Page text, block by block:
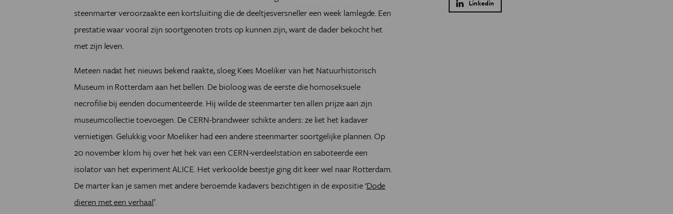
steenmarter veroorzaakte een kortsluiting die de deeltjesversneller een week lamlegde. Een
prestatie waar vooral zijn soortgenoten trots op kunnen zijn, want de dader bekocht het
met zijn leven.
Meteen nadat het nieuws bekend raakte, sloeg Kees Moeliker van het Natuurhistorisch
Museum in Rotterdam aan het bellen. De bioloog was de eerste die homoseksuele
necrofilie bij eenden documenteerde. Hij wilde de steenmarter ten allen prijze aan zijn
museumcollectie toevoegen. De CERN-brandweer schikte anders: ze liet het kadaver
vernietigen. Gelukkig voor Moeliker had een andere steenmarter soortgelijke plannen. Op
20 november klom hij over het hek van een CERN-verdeelstation en saboteerde een
isolator van het experiment ALICE. Het verkoolde beestje ging dit keer wel naar Rotterdam.
De marter kan je samen met andere beroemde kadavers bezichtigen in de expositie ‘Dode
dieren met een verhaal’.
Linkedin